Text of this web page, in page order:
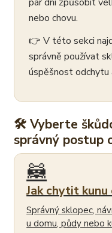
nebo chovu.
👉 V této sekci
správně používat
úspěšnost odchytu
🛠 Vyberte
správný postup
🦝
Jak chytit
Správný sklopec,
u domu, půdy nebo